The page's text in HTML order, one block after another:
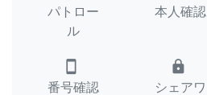
パトロー
ル
本人確認
smartphone
番号確認
lock
シェアワ